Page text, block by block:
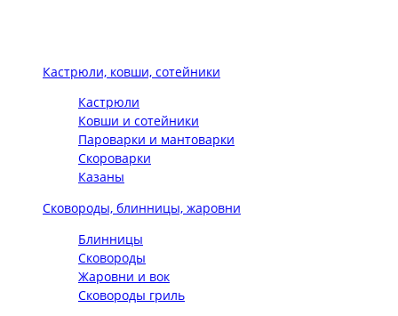
Кастрюли, ковши, сотейники
Кастрюли
Ковши и сотейники
Пароварки и мантоварки
Скороварки
Казаны
Сковороды, блинницы, жаровни
Блинницы
Сковороды
Жаровни и вок
Сковороды гриль